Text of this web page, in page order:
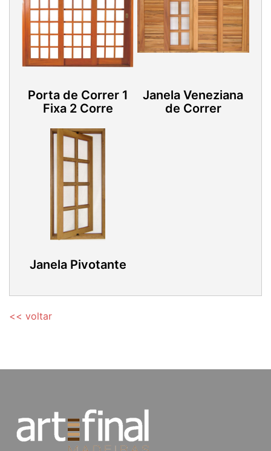
Porta de Correr 1
Fixa 2 Corre
Janela Veneziana
de Correr
Janela Pivotante
<< voltar